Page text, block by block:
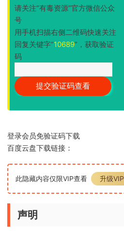
请关注“有毒资源”官方微信公众
号
用手机扫描右侧二维码快速关注
回复关键字“10689”，获取验证
码
登录会员免验证码下载
百度云盘下载链接：
此隐藏内容仅限VIP查看 升级VIP
声明